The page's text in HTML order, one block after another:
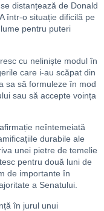
distanțează de Donald
într-o situație dificilă pe
pentru puteri
cu neliniște modul în
care i-au scăpat din
sa să formuleze în mod
sau să accepte voința
neîntemeiată
durabile ale
unei pietre de temelie
pentru două luni de
de importante în
a Senatului.
în jurul unui